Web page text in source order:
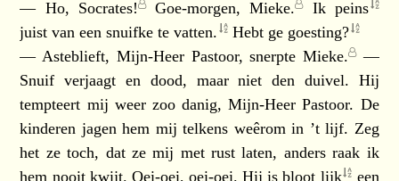
— Ho, Socrates! Goe-morgen,Mieke. Ik peins
juist van een snuifke tevatten. Hebt ge goesting?
— Asteblieft, Mijn-Heer Pastoor, snerpte Mieke. —
Snuif verjaagt en dood, maar niet den duivel. Hij
tempteert mij weer zoo danig, Mijn-Heer Pastoor. De
kinderen jagen hem mij telkens weêrom in ’t lijf. Zeg
het ze toch, dat ze mij met rust laten, anders raak ik
hem nooit kwijt. Oei-oei, oei-oei. Hij is bloot lijk een